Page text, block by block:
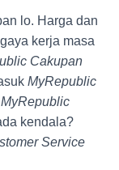
lo. Harga dan
kerja masa
Cakupan
MyRepublic
MyRepublic
kendala?
Service